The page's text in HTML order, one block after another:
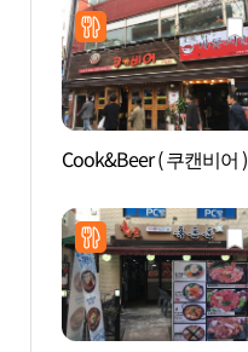
Cook&Beer ( 쿠캔비어 )